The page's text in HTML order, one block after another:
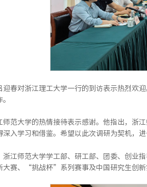
迎春对浙江理工大学一行的到访表示热烈欢
师范大学的热情接待表示感谢。他指出，
入学习和借鉴。希望以此次调研为契机，
浙江师范大学学工部、研工部、团委、创业
大赛、“挑战杯”系列赛事及中国研究生创